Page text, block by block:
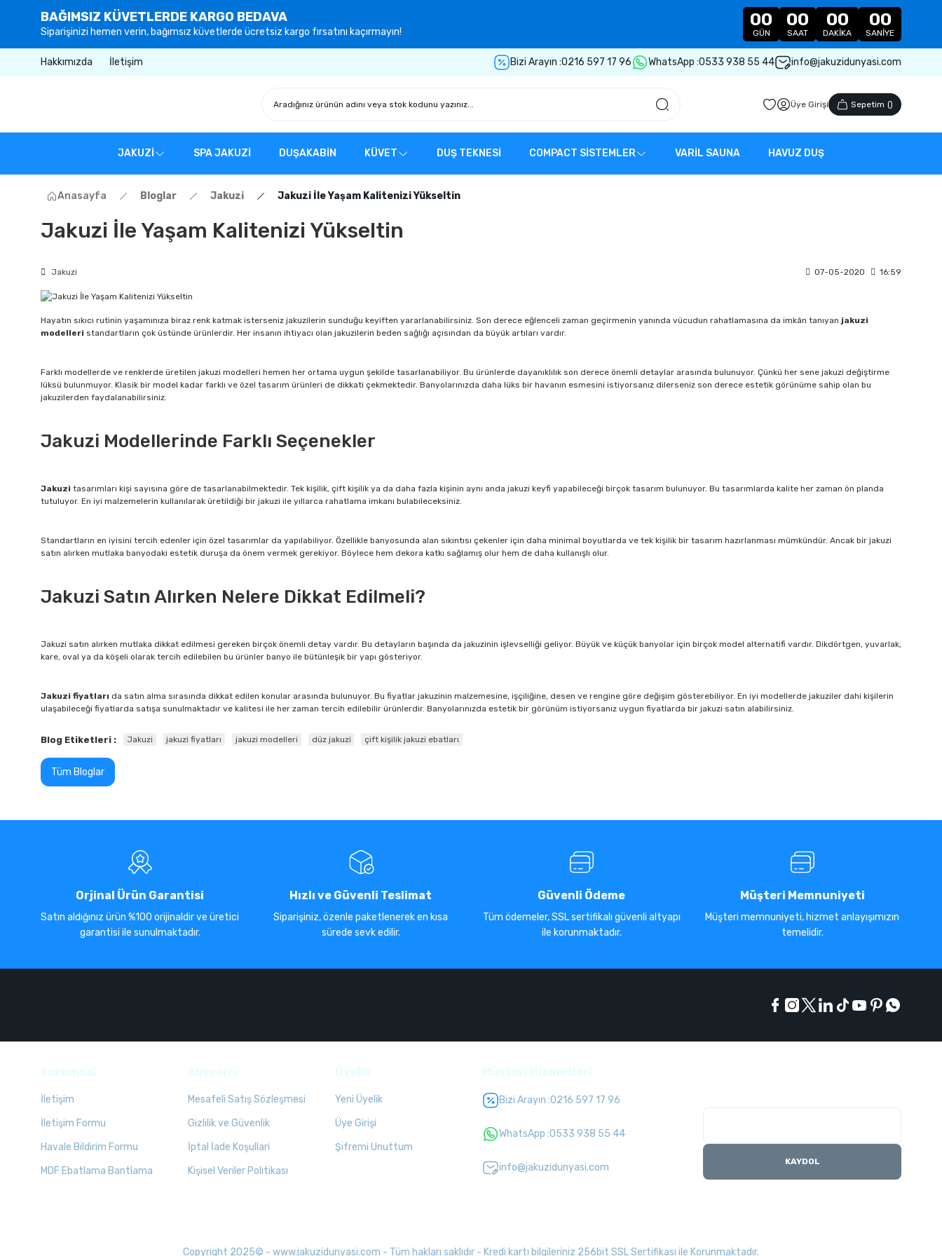
BAĞIMSIZ KÜVETLERDE KARGO BEDAVA
Siparişinizi hemen verin, bağımsız küvetlerde ücretsiz kargo fırsatını kaçırmayın!
00
GÜN
00
SAAT
00
DAKIKA
00
SANIYE
Hakkımızda İletişim Bizi Arayın :0216 597 17 96 WhatsApp :0533 938 55 44 info@jakuzidunyasi.com
Üye Girişi Sepetim ()
JAKUZİ SPA JAKUZİ DUŞAKABİN KÜVET DUŞ TEKNESİ COMPACT SİSTEMLER VARİL SAUNA HAVUZ DUŞ
Anasayfa Bloglar Jakuzi Jakuzi İle Yaşam Kalitenizi Yükseltin
Jakuzi İle Yaşam Kalitenizi Yükseltin
Jakuzi 07-05-2020 16:59
Hayatın sıkıcı rutinin yaşamınıza biraz renk katmak isterseniz jakuzilerin sunduğu keyiften yararlanabilirsiniz. Son derece eğlenceli zaman geçirmenin yanında vücudun rahatlamasına da imkân tanıyan jakuzi
modelleri standartların çok üstünde ürünlerdir. Her insanın ihtiyacı olan jakuzilerin beden sağlığı açısından da büyük artıları vardır.
Farklı modellerde ve renklerde üretilen jakuzi modelleri hemen her ortama uygun şekilde tasarlanabiliyor. Bu ürünlerde dayanıklılık son derece önemli detaylar arasında bulunuyor. Çünkü her sene jakuzi değiştirme
lüksü bulunmuyor. Klasik bir model kadar farklı ve özel tasarım ürünleri de dikkati çekmektedir. Banyolarınızda daha lüks bir havanın esmesini istiyorsanız dilerseniz son derece estetik görünüme sahip olan bu
jakuzilerden faydalanabilirsiniz.
Jakuzi Modellerinde Farklı Seçenekler
Jakuzi tasarımları kişi sayısına göre de tasarlanabilmektedir. Tek kişilik, çift kişilik ya da daha fazla kişinin aynı anda jakuzi keyfi yapabileceği birçok tasarım bulunuyor. Bu tasarımlarda kalite her zaman ön planda
tutuluyor. En iyi malzemelerin kullanılarak üretildiği bir jakuzi ile yıllarca rahatlama imkanı bulabileceksiniz.
Standartların en iyisini tercih edenler için özel tasarımlar da yapılabiliyor. Özellikle banyosunda alan sıkıntısı çekenler için daha minimal boyutlarda ve tek kişilik bir tasarım hazırlanması mümkündür. Ancak bir jakuzi
satın alırken mutlaka banyodaki estetik duruşa da önem vermek gerekiyor. Böylece hem dekora katkı sağlamış olur hem de daha kullanışlı olur.
Jakuzi Satın Alırken Nelere Dikkat Edilmeli?
Jakuzi satın alırken mutlaka dikkat edilmesi gereken birçok önemli detay vardır. Bu detayların başında da jakuzinin işlevselliği geliyor. Büyük ve küçük banyolar için birçok model alternatifi vardır. Dikdörtgen, yuvarlak,
kare, oval ya da köşeli olarak tercih edilebilen bu ürünler banyo ile bütünleşik bir yapı gösteriyor.
Jakuzi fiyatları da satın alma sırasında dikkat edilen konular arasında bulunuyor. Bu fiyatlar jakuzinin malzemesine, işçiliğine, desen ve rengine göre değişim gösterebiliyor. En iyi modellerde jakuziler dahi kişilerin
ulaşabileceği fiyatlarda satışa sunulmaktadır ve kalitesi ile her zaman tercih edilebilir ürünlerdir. Banyolarınızda estetik bir görünüm istiyorsanız uygun fiyatlarda bir jakuzi satın alabilirsiniz.
Blog Etiketleri : Jakuzi jakuzi fiyatları jakuzi modelleri düz jakuzi çift kişilik jakuzi ebatları
Tüm Bloglar
Orjinal Ürün Garantisi
Satın aldığınız ürün %100 orijinaldir ve üretici
garantisi ile sunulmaktadır.
Hızlı ve Güvenli Teslimat
Siparişiniz, özenle paketlenerek en kısa
sürede sevk edilir.
Güvenli Ödeme
Tüm ödemeler, SSL sertifikalı güvenli altyapı
ile korunmaktadır.
Müşteri Memnuniyeti
Müşteri memnuniyeti, hizmet anlayışımızın
temelidir.
İletişim
İletişim Formu
Havale Bildirim Formu
MDF Ebatlama Bantlama
Mesafeli Satış Sözleşmesi
Gizlilik ve Güvenlik
İptal İade Koşullari
Kişisel Veriler Politikası
Yeni Üyelik
Üye Girişi
Şifremi Unuttum
Bizi Arayın :0216 597 17 96
WhatsApp :0533 938 55 44
info@jakuzidunyasi.com KAYDOL
Copyright 2025© - www.jakuzidunyasi.com - Tüm hakları saklıdır - Kredi kartı bilgileriniz 256bit SSL Sertifikası ile Korunmaktadır.